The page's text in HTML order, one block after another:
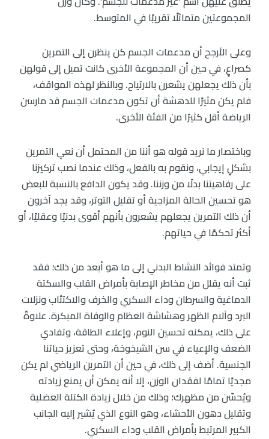
المجموعتين متماثلًا تقريبًا في المتوسط.
وعلى الأرجح أن مدعمات الجسم كن ينظرن إلى التمرين
كصراعٍ، في حين أن المجموعة الأخرى كانت تميل إلى قولهن
بأن ذلك يجعلهن يشعرن بالارتياح. وبالنظر لهذه المواقف،
فلم يكن مثيرًا للدهشة أن تكون مدعمات الجسم قد مارسن
الرياضة أقل كثيرًا من الفئة الأخرى.
وباختصار ما نريد قوله هو أننا من المحتمل أن نعي التمرين
بشكلٍ إيجابي، ونقوم به بالفعل، وذلك عندما نصب تركيزنا
على رفاهيتنا بدلًا من وزننا. وقد يكون الدافع بالنسبة للبعض
هو تحسين الحالة المزاجية أو تقليل التوتر، وقد يجد آخرون
أن ذلك التمرين يجعلهم يشعرون بأنهم أقوى بدنيًا وعقليًا، أو
أكثر تحكمًا في حياتهم.
وتمتد فوائد النشاط البدني إلى ما هو أبعد من ذلك؛ فقد
ثبت أنه يقلل من مخاطر الإصابة بأمراض القلب والسكتة
الدماغية والسرطان وداء السكري والخرف والاكتئاب ونزلات
البرد وآلام الظهر وهشاشة العظام والوفاة المبكرة. علاوةً
على ذلك، يمكنه تحسين النوم، وإعلاء الطاقة، وتفادي
الضعف والإعياء في سن الشيخوخة، وحتى تعزيز حياتنا
الجنسية. أضف إلى ذلك، في حين أن التمرين الرياضي لم يكن
مجديًا تمامًا لفقدان الوزن، إلا أنه يمكن أن يمنع زيادته
ويُحسّن من مظهرك؛ وذلك من خلال زيادة الكتلة العضلية
وتقليل دهون الأحشاء، وهو النوع الذي يُشير إليه الجانب
الكبير المرتبط بأمراض القلب وداء السكري.